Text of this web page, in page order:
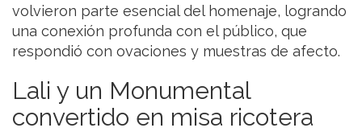
volvieron parte esencial del homenaje, logrando
una conexión profunda con el público, que
respondió con ovaciones y muestras de afecto.
Lali y un Monumental
convertido en misa ricotera